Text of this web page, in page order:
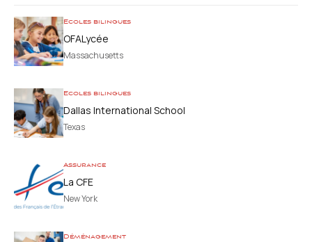
Ecoles bilingues
OFALycée
Massachusetts
Ecoles bilingues
Dallas International School
Texas
Assurance
La CFE
New York
Déménagement